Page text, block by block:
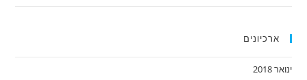
ארכיונים
ינואר 2018